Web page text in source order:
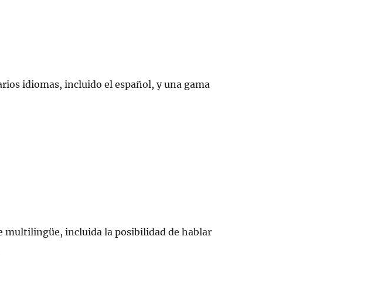
idiomas, incluido el español, y una gama
multilingüe, incluida la posibilidad de hablar